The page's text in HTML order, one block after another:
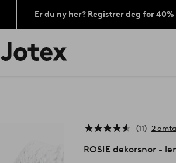
Er du ny her? Registrer deg for
Jotex’
logo
11 2
ROSIE dekorsnor -